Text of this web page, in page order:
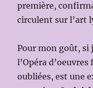
première,
circulent sur l’art
Pour mon goût, si
l’Opéra
oubliées, est une